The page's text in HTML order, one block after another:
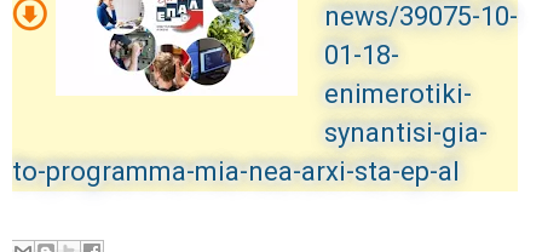
news/39075-10-
01-18-
enimerotiki-
synantisi-gia-
to-programma-mia-nea-arxi-sta-ep-al